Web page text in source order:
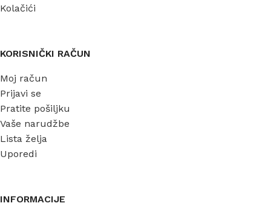
Kolačići
KORISNIČKI RAČUN
Moj račun
Prijavi se
Pratite pošiljku
Vaše narudžbe
Lista želja
Uporedi
INFORMACIJE